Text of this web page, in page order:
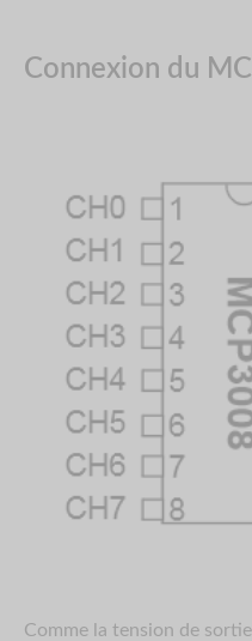
Connexion du
Comme la tension de